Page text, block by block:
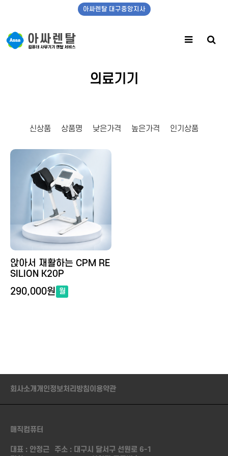
아싸렌탈 대구중앙지사
의료기기
신상품 상품명 낮은가격 높은가격 인기상품
앉아서 재활하는 CPM RE
SILION K20P
290,000원 월
회사소개 개인정보처리방침이용약관
매직컴퓨터
대표 : 안정근
주소 : 대구시 달서구 선원로 6-1